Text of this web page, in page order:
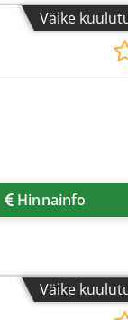
Väike
Hinnainfo
Väike